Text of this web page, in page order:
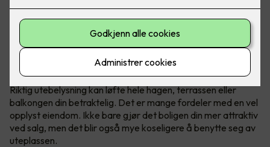
Løft hele uteplassen med riktig lys
Riktig utebelysning kan løfte hele hagen, terrassen eller
balkongen din betraktelig. Det er mange fordeler med en vel
opplyst eiendom. Ikke bare gjør det boligen din mer attraktiv
ved salg, men det blir også mye koseligere å benytte seg av
uteplassen.